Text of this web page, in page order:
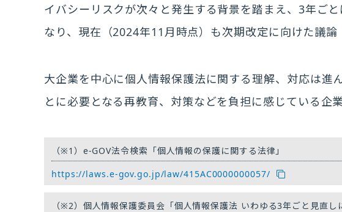
イバシーリスクが次々と発生する背景を踏まえ、3年ご
なり、現在（2024年11月時点）も次期改定に向けた議論
大企業を中心に個人情報保護法に関する理解、対応は進
とに必要となる再教育、対策などを負担に感じている企
（※1） e-GOV法令検索「個人情報の保護に関する法律」
https://laws.e-gov.go.jp/law/415AC0000000057/
（※2） 個人情報保護委員会「個人情報保護法 いわゆる3年ごと見直し